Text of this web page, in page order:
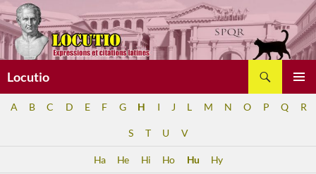
Aller
au
contenu
Locutio
A B C D E F G H I J L M N O P Q R
S T U V
Ha He Hi Ho Hu Hy